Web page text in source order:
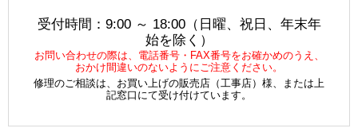
受付時間：9:00 ～ 18:00（日曜、祝日、年末年
始を除く）
お問い合わせの際は、電話番号・FAX番号をお確かめのうえ、
おかけ間違いのないようにご注意ください。
修理のご相談は、お買い上げの販売店（工事店）様、または上
記窓口にて受け付けています。